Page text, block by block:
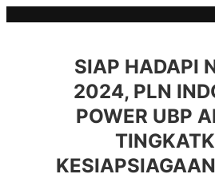
SIAP HADAPI
2024, PLN
POWER UBP